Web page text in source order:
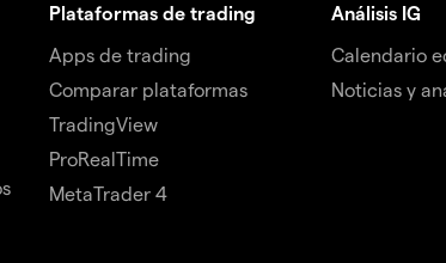
Plataformas de trading
Apps de trading
Comparar plataformas
TradingView
ProRealTime
MetaTrader 4
Análisis IG
Calendario
Noticias y